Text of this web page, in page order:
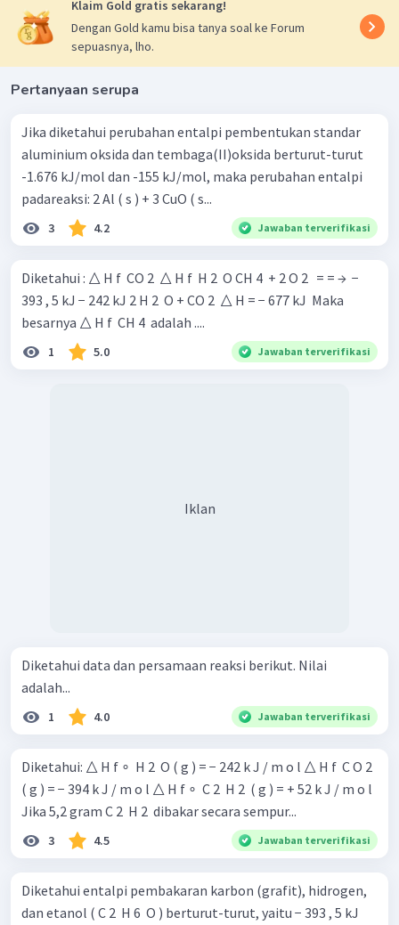
Klaim Gold gratis sekarang!
Dengan Gold kamu bisa tanya soal ke Forum
sepuasnya, lho.
Pertanyaan serupa
Jika diketahui perubahan entalpi pembentukan standar
aluminium oksida dan tembaga(II)oksida berturut-turut
-1.676 kJ/mol dan -155 kJ/mol, maka perubahan entalpi
padareaksi: 2 Al ( s ) + 3 CuO ( s...
3 4.2 Jawaban terverifikasi
Diketahui : △ H f ​ CO 2 ​ △ H f ​ H 2 ​ O CH 4 ​ + 2 O 2 ​ ​ = = → ​ −
393 , 5 kJ − 242 kJ 2 H 2 ​ O + CO 2 ​ △ H = − 677 kJ ​ Maka
besarnya △ H f ​ CH 4 ​ adalah ....
1 5.0 Jawaban terverifikasi
Iklan
Diketahui data dan persamaan reaksi berikut. Nilai
adalah...
1 4.0 Jawaban terverifikasi
Diketahui: △ H f ∘ ​ H 2 ​ O ( g ) = − 242 k J / m o l △ H f ​ C O 2 ​
( g ) = − 394 k J / m o l △ H f ∘ ​ C 2 ​ H 2 ​ ( g ) = + 52 k J / m o l
Jika 5,2 gram C 2 ​ H 2 ​ dibakar secara sempur...
3 4.5 Jawaban terverifikasi
Diketahui entalpi pembakaran karbon (grafit), hidrogen,
dan etanol ( C 2 ​ H 6 ​ O ) berturut-turut, yaitu − 393 , 5 kJ